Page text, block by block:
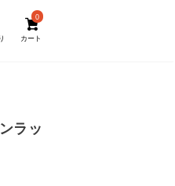
0
カート
ラッ